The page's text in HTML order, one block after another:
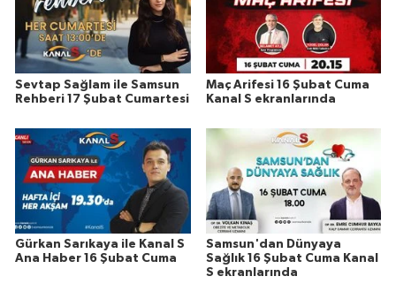
Sevtap Sağlam ile Samsun
Rehberi 17 Şubat Cumartesi
Maç Arifesi 16 Şubat Cuma
Kanal S ekranlarında
Gürkan Sarıkaya ile Kanal S
Ana Haber 16 Şubat Cuma
Samsun'dan Dünyaya
Sağlık 16 Şubat Cuma Kanal
S ekranlarında